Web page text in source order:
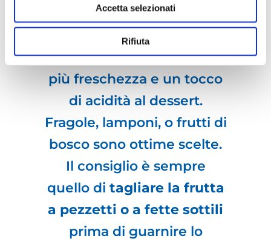
Accetta selezionati
Rifiuta
dessert. Di certo
aggiungere della
frescapermette di donare
più freschezza e un tocco
di acidità al dessert.
Fragole, lamponi, o frutti di
bosco sono ottime scelte.
Il consiglio è sempre
quello di tagliare la frutta
a pezzetti o a fette sottili
prima di guarnire lo